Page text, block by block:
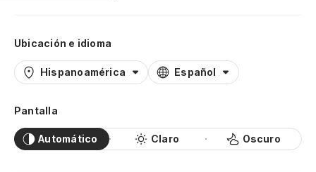
Ubicación e idioma
Hispanoamérica Español
Pantalla
Automático Claro Oscuro